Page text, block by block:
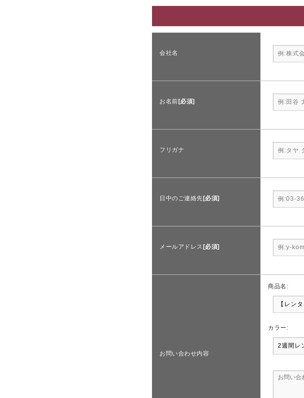
会社名
お名前 [必須]
フリガナ
日中のご連絡先 [必須]
メールアドレス [必須]
お問い合わせ内容
商品名:
カラー: